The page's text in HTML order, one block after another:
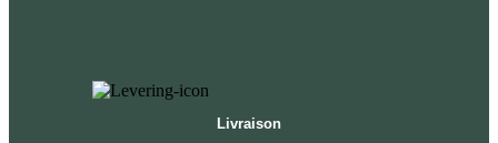
Livraison